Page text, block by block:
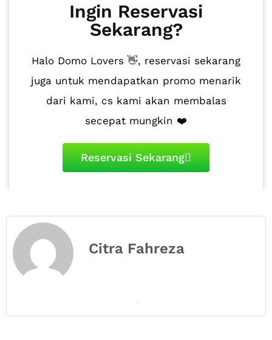
Ingin Reservasi
Sekarang?
Halo Domo Lovers 👋, reservasi sekarang
juga untuk mendapatkan promo menarik
dari kami, cs kami akan membalas
secepat mungkin ❤️
Reservasi Sekarang
Citra Fahreza